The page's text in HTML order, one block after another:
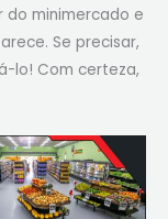
do minimercado e
Se precisar,
lo! Com certeza,